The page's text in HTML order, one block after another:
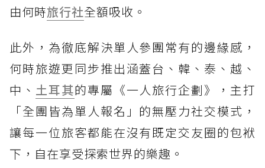
由何時旅行社全額吸收。
此外，為徹底解決單人參團常有的邊緣感，
何時旅遊更同步推出涵蓋台、韓、泰、越、
中、 土耳其的專屬《一人旅行企劃》，主打
「全團皆為單人報名」的無壓力社交模式，
讓每一位旅客都能在沒有既定交友圈的包袱
下，自在享受探索世界的樂趣。